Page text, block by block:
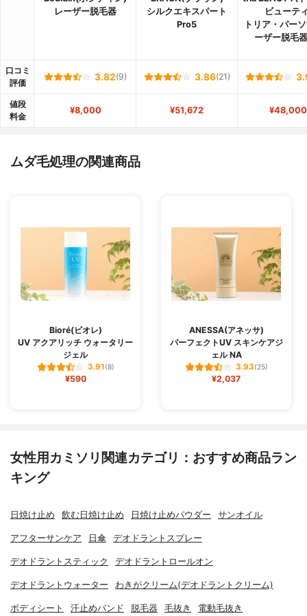
レーザー脱毛器
シルクエキスパート
Pro5
ビューテ
トリア・パー
ーザー脱毛
口コミ
評価
3.82(9) 3.86(21)
値段
料金
¥8,000 ¥51,672 ¥48,000
ムダ毛処理の関連商品
Bioré(ビオレ)
UV アクアリッチ ウォータリー
ジェル
3.91(8)
¥590
ANESSA(アネッサ)
パーフェクトUV スキンケアジ
ェル NA
3.93(25)
¥2,037
女性用カミソリ関連カテゴリ：おすすめ商品ラン
キング
日焼け止め 飲む日焼け止め 日焼け止めパウダー サンオイル
アフターサンケア 日傘 デオドラントスプレー
デオドラントスティック デオドラントロールオン
デオドラントウォーター わきがクリーム(デオドラントクリーム)
ボディシート 汗止めバンド 脱毛器 毛抜き 電動毛抜き